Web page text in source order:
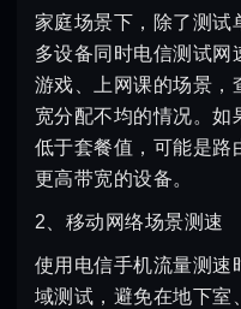
家庭场景下，除了测试
多设备同时电信测试网
游戏、上网课的场景，
宽分配不均的情况。如
低于套餐值，可能是路
更高带宽的设备。
2、移动网络场景测速
使用电信手机流量测速
域测试，避免在地下室